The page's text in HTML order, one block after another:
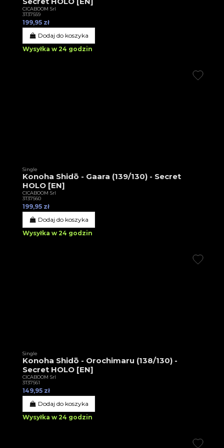
CICABOOM Srl
3T37559
199,95 zł
Dodaj do koszyka
Wysyłka w 24 godzin
Single
Konoha Shidō - Gaara (139/130) - Secret
HOLO [EN]
CICABOOM Srl
3T37560
199,95 zł
Dodaj do koszyka
Wysyłka w 24 godzin
Single
Konoha Shidō - Orochimaru (138/130) -
Secret HOLO [EN]
CICABOOM Srl
3T37561
149,95 zł
Dodaj do koszyka
Wysyłka w 24 godzin